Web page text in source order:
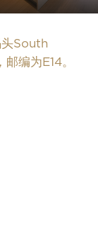
头South
编为E14。